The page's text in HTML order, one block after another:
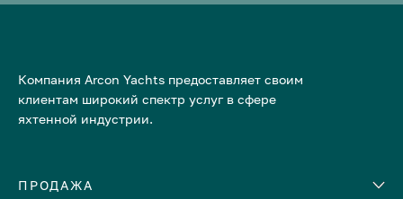
Компания Arcon Yachts предоставляет своим
клиентам широкий спектр услуг в сфере
яхтенной индустрии.
ПРОДАЖА